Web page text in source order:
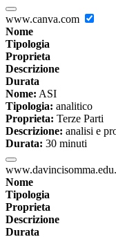
www.canva.com
Nome
Tipologia
Proprieta
Descrizione
Durata
Nome: ASI
Tipologia: analitico
Proprieta: Terze Parti
Descrizione: analisi e
Durata: 30 minuti
Nome
Tipologia
Proprieta
Descrizione
Durata